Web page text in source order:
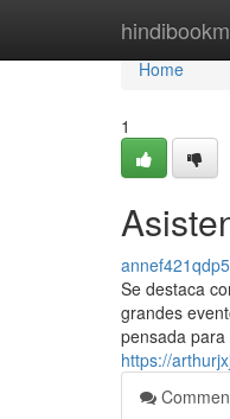
Home
Home
1
annef421qdp5
Se destaca
grandes
pensada
https://